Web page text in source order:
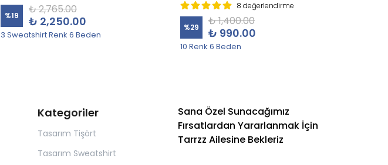
%19 ₺ 2,765.00
₺ 2,250.00
3 Sweatshirt Renk 6 Beden
8 değerlendirme
%29 ₺ 1,400.00
₺ 990.00
10 Renk 6 Beden
Kategoriler
Tasarım Tişört
Tasarım Sweatshirt
Sana Özel Sunacağımız
Fırsatlardan Yararlanmak İçin
Tarrzz Ailesine Bekleriz